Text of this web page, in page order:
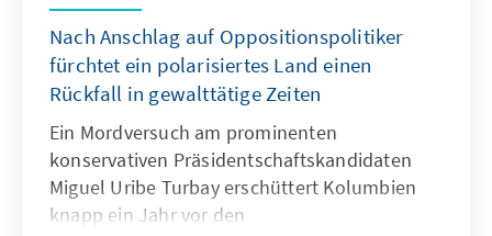
Nach Anschlag auf Oppositionspolitiker
fürchtet ein polarisiertes Land einen
Rückfall in gewalttätige Zeiten
Ein Mordversuch am prominenten
konservativen Präsidentschaftskandidaten
Miguel Uribe Turbay erschüttert Kolumbien
knapp ein Jahr vor den